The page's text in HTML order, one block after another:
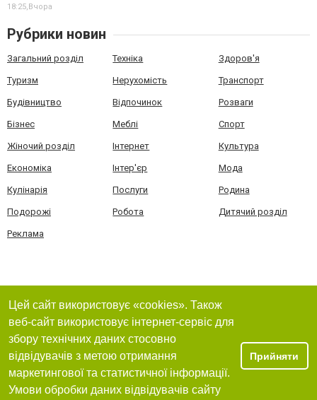
18:25, Вчора
Рубрики новин
Загальний розділ Техніка Здоров'я
Туризм Нерухомість Транспорт
Будівництво Відпочинок Розваги
Бізнес Меблі Спорт
Жіночий розділ Інтернет Культура
Економіка Інтер'єр Мода
Кулінарія Послуги Родина
Подорожі Робота Дитячий розділ
Реклама
Цей сайт використовує «cookies». Також
веб-сайт використовує інтернет-сервіс для
збору технічних даних стосовно
відвідувачів з метою отримання
маркетингової та статистичної інформації.
Умови обробки даних відвідувачів сайту
Прийняти